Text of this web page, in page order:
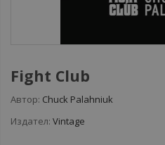
Fight Club
Автор: Chuck Palahniuk
Издател: Vintage